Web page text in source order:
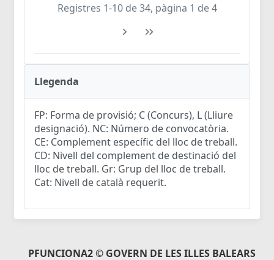
Registres 1-10 de 34, pàgina 1 de 4
Llegenda
FP: Forma de provisió; C (Concurs), L (Lliure
designació). NC: Número de convocatòria.
CE: Complement específic del lloc de treball.
CD: Nivell del complement de destinació del
lloc de treball. Gr: Grup del lloc de treball.
Cat: Nivell de català requerit.
PFUNCIONA2 © GOVERN DE LES ILLES BALEARS